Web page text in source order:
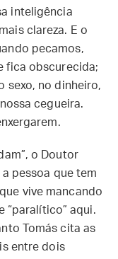
inteligência
clareza. E o
pecamos,
fica obscurecida;
sexo, no dinheiro,
cegueira.
o Doutor
pessoa que tem
vive mancando
“paralítico” aqui.
Tomás cita as
entre dois